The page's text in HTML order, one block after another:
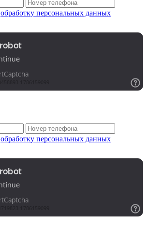
обработку персональных данных
обработку персональных данных